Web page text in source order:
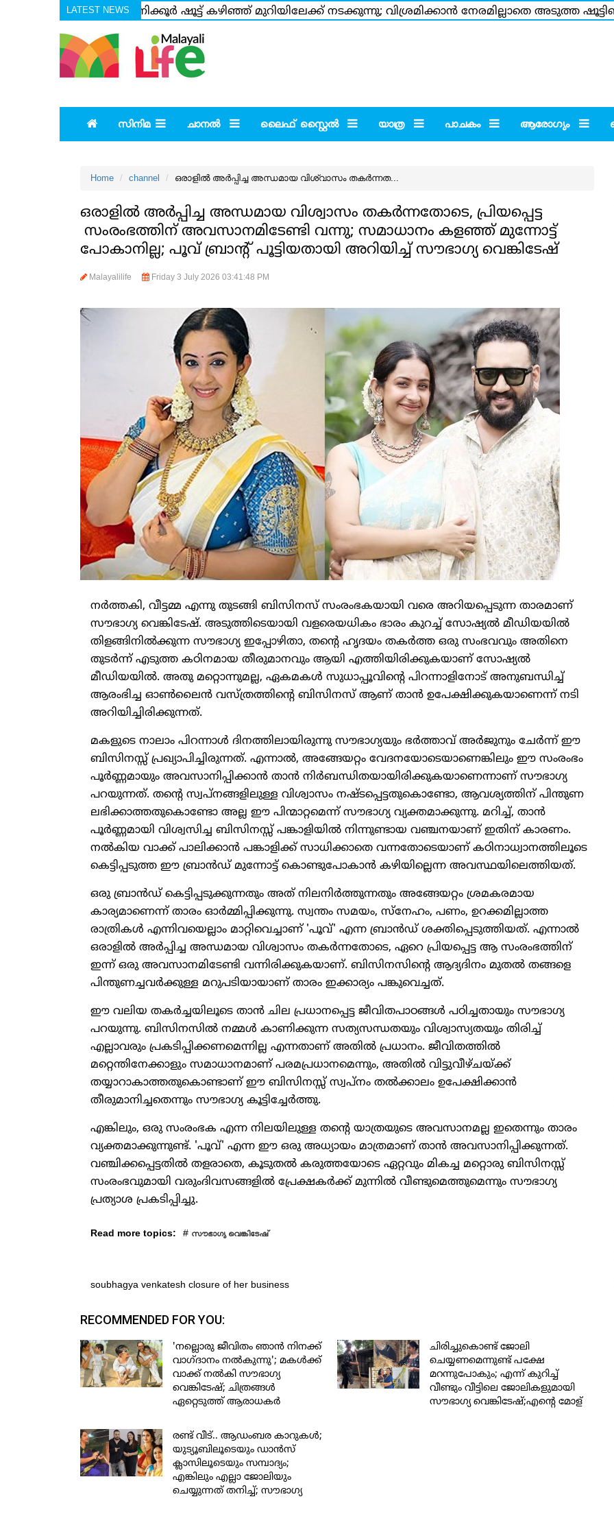
LATEST NEWS24 മണിക്കൂര്‍ ഷൂട്ട് കഴിഞ്ഞ് മുറിയിലേക്ക് നടക്കുന്നു; വിശ്രമിക്കാന്‍ നേരമില്ലാതെ അടുത്ത
യുട്യൂബറുടെ ചോദ്യം; അതിരുവിട്ട ചോദ്യത്തിന് ഉരുളയ്ക്ക് ഉപ...
സിനിമ ചാനല്‍ ലൈഫ് സ്റ്റൈല്‍ യാത്ര പാചകം ആരോഗ്യം
Home channel ഒരാളില്‍ അര്‍പ്പിച്ച അന്ധമായ വിശ്വാസം തകര്‍ന്നത...
ഒരാളില്‍ അര്‍പ്പിച്ച അന്ധമായ വിശ്വാസം തകര്‍ന്നതോടെ, പ്രിയപ്പെട്ട
സംരംഭത്തിന് അവസാനമിടേണ്ടി വന്നു; സമാധാനം കളഞ്ഞ് മുന്നോട്ട്
പോകാനില്ല; പൂവ് ബ്രാന്റ് പൂട്ടിയതായി അറിയിച്ച് സൗഭാഗ്യ വെങ്കിടേഷ്
Malayalilife Friday 3 July 2026 03:41:48 PM
നര്‍ത്തകി, വീട്ടമ്മ എന്നു തുടങ്ങി ബിസിനസ് സംരംഭകയായി വരെ അറിയപ്പെടുന്ന താരമാണ്
സൗഭാഗ്യ വെങ്കിടേഷ്. അടുത്തിടെയായി വളരെയധികം ഭാരം കുറച്ച് സോഷ്യല്‍ മീഡിയയില്‍
തിളങ്ങിനില്‍ക്കുന്ന സൗഭാഗ്യ ഇപ്പോഴിതാ, തന്റെ ഹൃദയം തകര്‍ത്ത ഒരു സംഭവവും അതിനെ
തുടര്‍ന്ന് എടുത്ത കഠിനമായ തീരുമാനവും ആയി എത്തിയിരിക്കുകയാണ് സോഷ്യല്‍
മീഡിയയില്‍. അതു മറ്റൊന്നുമല്ല, ഏകമകള്‍ സുധാപ്പൂവിന്റെ പിറന്നാളിനോട് അനുബന്ധിച്ച്
ആരംഭിച്ച ഓണ്‍ലൈന്‍ വസ്ത്രത്തിന്റെ ബിസിനസ് ആണ് താന്‍ ഉപേക്ഷിക്കുകയാണെന്ന് നടി
അറിയിച്ചിരിക്കുന്നത്.
മകളുടെ നാലാം പിറന്നാള്‍ ദിനത്തിലായിരുന്നു സൗഭാഗ്യയും ഭര്‍ത്താവ് അര്‍ജുനും ചേര്‍ന്ന് ഈ
ബിസിനസ്സ് പ്രഖ്യാപിച്ചിരുന്നത്. എന്നാല്‍, അങ്ങേയറ്റം വേദനയോടെയാണെങ്കിലും ഈ സംരംഭം
പൂര്‍ണ്ണമായും അവസാനിപ്പിക്കാന്‍ താന്‍ നിര്‍ബന്ധിതയായിരിക്കുകയാണെന്നാണ് സൗഭാഗ്യ
പറയുന്നത്. തന്റെ സ്വപ്നങ്ങളിലുള്ള വിശ്വാസം നഷ്ടപ്പെട്ടതുകൊണ്ടോ, ആവശ്യത്തിന് പിന്തുണ
ലഭിക്കാത്തതുകൊണ്ടോ അല്ല ഈ പിന്മാറ്റമെന്ന് സൗഭാഗ്യ വ്യക്തമാക്കുന്നു. മറിച്ച്, താന്‍
പൂര്‍ണ്ണമായി വിശ്വസിച്ച ബിസിനസ്സ് പങ്കാളിയില്‍ നിന്നുണ്ടായ വഞ്ചനയാണ് ഇതിന് കാരണം.
നല്‍കിയ വാക്ക് പാലിക്കാന്‍ പങ്കാളിക്ക് സാധിക്കാതെ വന്നതോടെയാണ് കഠിനാധ്വാനത്തിലൂടെ
കെട്ടിപ്പടുത്ത ഈ ബ്രാന്‍ഡ് മുന്നോട്ട് കൊണ്ടുപോകാന്‍ കഴിയില്ലെന്ന അവസ്ഥയിലെത്തിയത്.
ഒരു ബ്രാന്‍ഡ് കെട്ടിപ്പടുക്കുന്നതും അത് നിലനിര്‍ത്തുന്നതും അങ്ങേയറ്റം ശ്രമകരമായ
കാര്യമാണെന്ന് താരം ഓര്‍മ്മിപ്പിക്കുന്നു. സ്വന്തം സമയം, സ്നേഹം, പണം, ഉറക്കമില്ലാത്ത
രാത്രികള്‍ എന്നിവയെല്ലാം മാറ്റിവെച്ചാണ് 'പൂവ്' എന്ന ബ്രാന്‍ഡ് ശക്തിപ്പെടുത്തിയത്. എന്നാല്‍
ഒരാളില്‍ അര്‍പ്പിച്ച അന്ധമായ വിശ്വാസം തകര്‍ന്നതോടെ, ഏറെ പ്രിയപ്പെട്ട ആ സംരംഭത്തിന്
ഇന്ന് ഒരു അവസാനമിടേണ്ടി വന്നിരിക്കുകയാണ്. ബിസിനസിന്റെ ആദ്യദിനം മുതല്‍ തങ്ങളെ
പിന്തുണച്ചവര്‍ക്കുള്ള മറുപടിയായാണ് താരം ഇക്കാര്യം പങ്കുവെച്ചത്.
ഈ വലിയ തകര്‍ച്ചയിലൂടെ താന്‍ ചില പ്രധാനപ്പെട്ട ജീവിതപാഠങ്ങള്‍ പഠിച്ചതായും സൗഭാഗ്യ
പറയുന്നു. ബിസിനസില്‍ നമ്മള്‍ കാണിക്കുന്ന സത്യസന്ധതയും വിശ്വാസ്യതയും തിരിച്ച്
എല്ലാവരും പ്രകടിപ്പിക്കണമെന്നില്ല എന്നതാണ് അതില്‍ പ്രധാനം. ജീവിതത്തില്‍
മറ്റെന്തിനേക്കാളും സമാധാനമാണ് പരമപ്രധാനമെന്നും, അതില്‍ വിട്ടുവീഴ്ചയ്ക്ക്
തയ്യാറാകാത്തതുകൊണ്ടാണ് ഈ ബിസിനസ്സ് സ്വപ്നം തല്‍ക്കാലം ഉപേക്ഷിക്കാന്‍
തീരുമാനിച്ചതെന്നും സൗഭാഗ്യ കൂട്ടിച്ചേര്‍ത്തു.
എങ്കിലും, ഒരു സംരംഭക എന്ന നിലയിലുള്ള തന്റെ യാത്രയുടെ അവസാനമല്ല ഇതെന്നും താരം
വ്യക്തമാക്കുന്നുണ്ട്. 'പൂവ്' എന്ന ഈ ഒരു അധ്യായം മാത്രമാണ് താന്‍ അവസാനിപ്പിക്കുന്നത്.
വഞ്ചിക്കപ്പെട്ടതില്‍ തളരാതെ, കൂടുതല്‍ കരുത്തയോടെ ഏറ്റവും മികച്ച മറ്റൊരു ബിസിനസ്സ്
സംരംഭവുമായി വരുംദിവസങ്ങളില്‍ പ്രേക്ഷകര്‍ക്ക് മുന്നില്‍ വീണ്ടുമെത്തുമെന്നും സൗഭാഗ്യ
പ്രത്യാശ പ്രകടിപ്പിച്ചു.
Read more topics: # സൗഭാഗ്യ വെങ്കിടേഷ്
soubhagya venkatesh closure of her business
RECOMMENDED FOR YOU:
'നല്ലൊരു ജീവിതം ഞാന്‍ നിനക്ക്
വാഗ്ദാനം നല്‍കുന്നു'; മകള്‍ക്ക്
വാക്ക് നല്‍കി സൗഭാഗ്യ
വെങ്കിടേഷ്; ചിത്രങ്ങള്‍
ഏറ്റെടുത്ത് ആരാധകര്‍
ചിരിച്ചുകൊണ്ട് ജോലി
ചെയ്യണമെന്നുണ്ട് പക്ഷേ
മറന്നുപോകും; എന്ന് കുറിച്ച്
വീണ്ടും വീട്ടിലെ ജോലികളുമായി
സൗഭാഗ്യ വെങ്കിടേഷ്;എന്റെ മോള്
രണ്ട് വീട്.. ആഡംബര കാറുകള്‍;
യുട്യൂബിലൂടെയും ഡാന്‍സ്
ക്ലാസിലൂടെയും സമ്പാദ്യം;
എങ്കിലും എല്ലാ ജോലിയും
ചെയ്യുന്നത് തനിച്ച്; സൗഭാഗ്യ